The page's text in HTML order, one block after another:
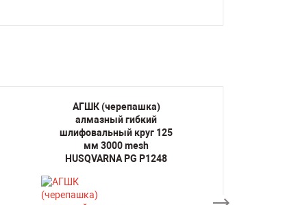
АГШК (черепашка)
алмазный гибкий
шлифовальный круг 125
мм 3000 mesh
HUSQVARNA PG P1248